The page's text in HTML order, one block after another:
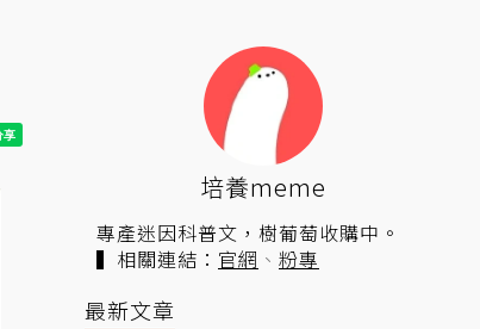
培養meme
專產迷因科普文，樹葡萄收購中。
▍相關連結： 官網 、 粉專
最新文章